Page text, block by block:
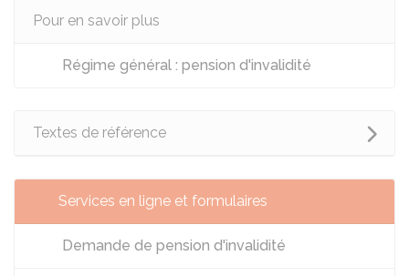
Pour en savoir plus
Régime général : pension d'invalidité
Textes de référence
Services en ligne et formulaires
Demande de pension d'invalidité